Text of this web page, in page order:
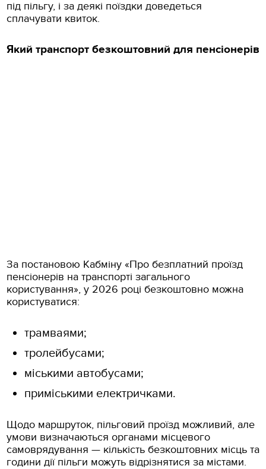
під пільгу, і за деякі поїздки доведеться
сплачувати квиток.
Який транспорт безкоштовний для пенсіонерів
За постановою Кабміну «Про безплатний проїзд
пенсіонерів на транспорті загального
користування», у 2026 році безкоштовно можна
користуватися:
трамваями;
тролейбусами;
міськими автобусами;
приміськими електричками.
Щодо маршруток, пільговий проїзд можливий, але
умови визначаються органами місцевого
самоврядування — кількість безкоштовних місць та
години дії пільги можуть відрізнятися за містами.